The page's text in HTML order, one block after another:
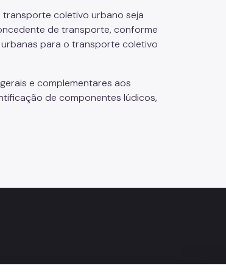
coletivo urbano seja
de transporte, conforme
urbanas para o transporte coletivo
e complementares aos
de componentes lúdicos,